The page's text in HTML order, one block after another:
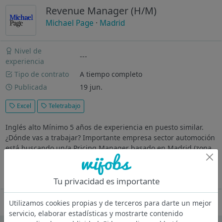
Revenue Manager (H/M)
Michael Page · Madrid
Nivel de
experiencia
---
Tipo de contrato
A tiempo completo
Publicada
19 jun.
Excel Teletrabajo
Inglés alto Mínimo 5 años de experiencia en puesto similar.
¿Dónde vas a trabajar? Importante empresa sector automoción
está buscando un/a Pricing Manager basado en Madrid (zona
norte). El candidato ideal tendrá mínimo 5 años de experiencia
Oferta desactivada
Tu privacidad es importante
Utilizamos cookies propias y de terceros para darte un mejor
servicio, elaborar estadísticas y mostrarte contenido